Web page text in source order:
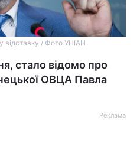
відставку / Фото УНІАН
стало відомо про
ОВЦА Павла
Реклама